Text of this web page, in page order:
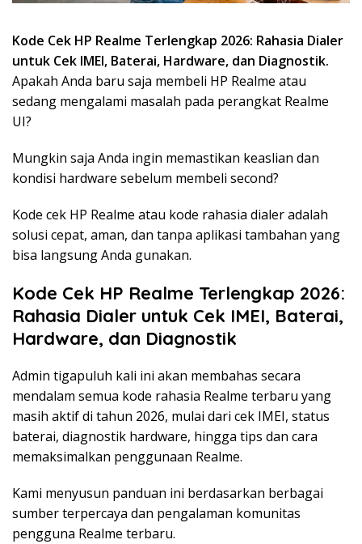
Kode Cek HP Realme Terlengkap 2026: Rahasia Dialer
untuk Cek IMEI, Baterai, Hardware, dan Diagnostik.
Apakah Anda baru saja membeli HP Realme atau
sedang mengalami masalah pada perangkat Realme
UI?
Mungkin saja Anda ingin memastikan keaslian dan
kondisi hardware sebelum membeli second?
Kode cek HP Realme atau kode rahasia dialer adalah
solusi cepat, aman, dan tanpa aplikasi tambahan yang
bisa langsung Anda gunakan.
Kode Cek HP Realme Terlengkap 2026:
Rahasia Dialer untuk Cek IMEI, Baterai,
Hardware, dan Diagnostik
Admin tigapuluh kali ini akan membahas secara
mendalam semua kode rahasia Realme terbaru yang
masih aktif di tahun 2026, mulai dari cek IMEI, status
baterai, diagnostik hardware, hingga tips dan cara
memaksimalkan penggunaan Realme.
Kami menyusun panduan ini berdasarkan berbagai
sumber terpercaya dan pengalaman komunitas
pengguna Realme terbaru.